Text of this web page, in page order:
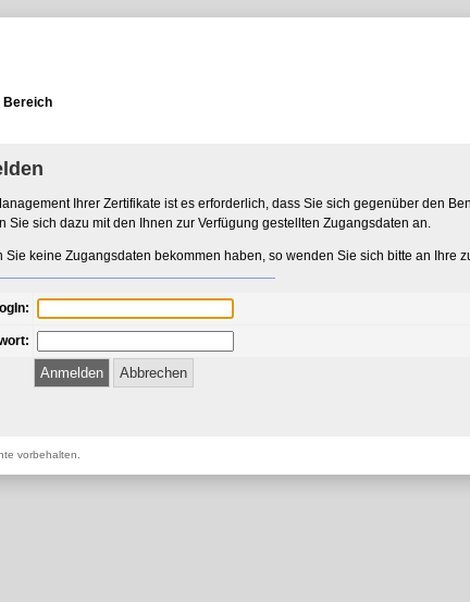
Bereich
Ihrer Zertifikate ist es erforderlich, dass Sie sich gegenüber den
Sie sich dazu mit den Ihnen zur Verfügung gestellten Zugangsdaten an.
Sie keine Zugangsdaten bekommen haben, so wenden Sie sich bitte an Ihre
vorbehalten.